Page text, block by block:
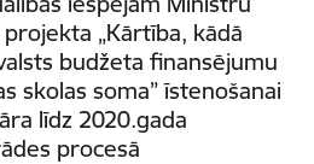
„Kārtība, kādā
budžeta finansējumu
skolas soma” īstenošanai
līdz 2020.gada
procesā